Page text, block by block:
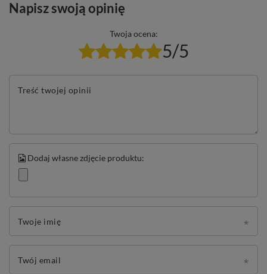
Napisz swoją opinię
Twoja ocena:
5/5
Treść twojej opinii
Dodaj własne zdjęcie produktu:
Twoje imię
Twój email